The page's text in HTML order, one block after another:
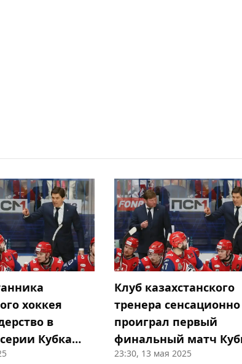
хоккея
в
Кубка
Клуб казахстанского
тренера сенсационно
проиграл первый
финальный матч
Гагарина-2025
23:30, 13 мая 2025